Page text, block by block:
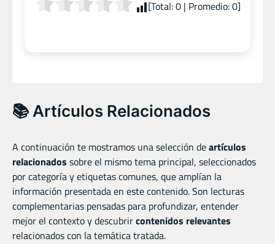
[Total:0| Promedio:0]
📚 Artículos Relacionados
A continuación te mostramos una selección deartículos
relacionados sobre el mismo tema principal, seleccionados
por categoría y etiquetas comunes, que amplían la
información presentada en este contenido. Son lecturas
complementarias pensadas para profundizar, entender
mejor el contexto y descubrircontenidos relevantes
relacionados con la temática tratada.